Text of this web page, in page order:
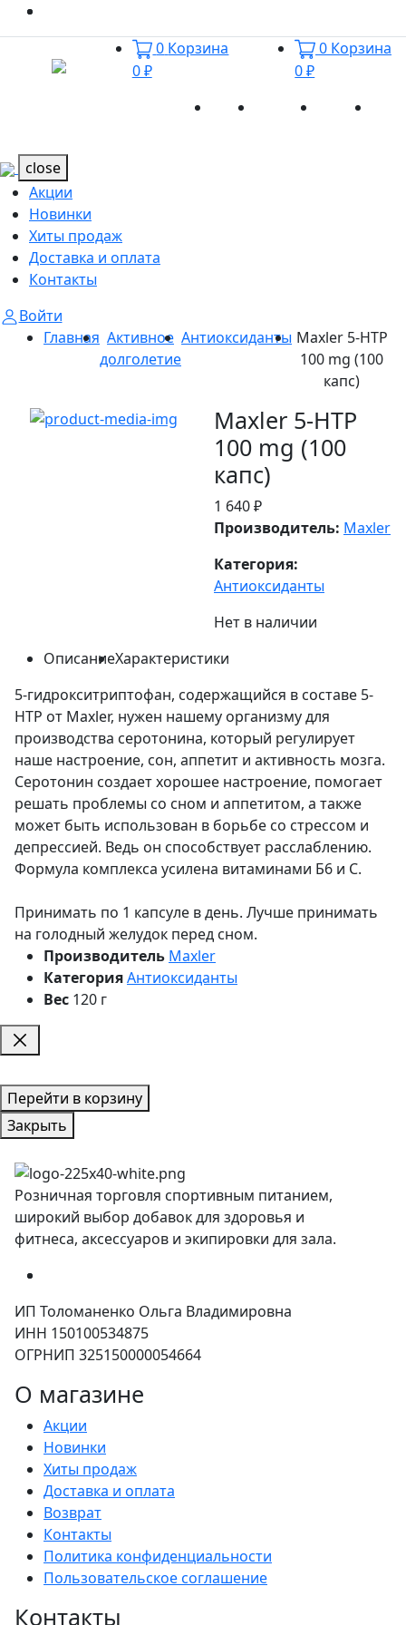
0 Корзина
0 ₽
0 Корзина
0 ₽
Акции Новинки
close
Акции
Новинки
Хиты продаж
Доставка и оплата
Контакты
Войти
Главная Активное
долголетие
Антиоксиданты Maxler 5-HTP
100 mg (100
капс)
Maxler 5-HTP
100 mg (100
капс)
1 640 ₽
Производитель: Maxler
Категория:
Антиоксиданты
Нет в наличии
ОписаниеХарактеристики
5-гидрокситриптофан, содержащийся в составе 5-
HTP от Maxler, нужен нашему организму для
производства серотонина, который регулирует
наше настроение, сон, аппетит и активность мозга.
Серотонин создает хорошее настроение, помогает
решать проблемы со сном и аппетитом, а также
может быть использован в борьбе со стрессом и
депрессией. Ведь он способствует расслаблению.
Формула комплекса усилена витаминами Б6 и С.
Принимать по 1 капсуле в день. Лучше принимать
на голодный желудок перед сном.
Производитель Maxler
КатегорияАнтиоксиданты
Вес 120 г
Перейти в корзину
Закрыть
Розничная торговля спортивным питанием,
широкий выбор добавок для здоровья и
фитнеса, аксессуаров и экипировки для зала.
ИП Толоманенко Ольга Владимировна
ИНН 150100534875
ОГРНИП 325150000054664
О магазине
Акции
Новинки
Хиты продаж
Доставка и оплата
Возврат
Контакты
Политика конфиденциальности
Пользовательское соглашение
Контакты